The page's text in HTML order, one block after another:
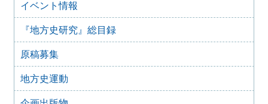
2022年10月1日 「改正博物館法に関するアンケート調査」
の実施について
2021年9月15日
歴史学関係学会 ハラスメント防止宣言
2021年3月3日
「高輪築堤」の保存を求める要望書
2021年2月26日
イベント情報
『地方史研究』総目録
原稿募集
地方史運動